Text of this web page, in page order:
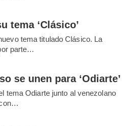
tema ‘Clásico’
tema titulado Clásico. La
parte…
se unen para ‘Odiarte’
tema Odiarte junto al venezolano